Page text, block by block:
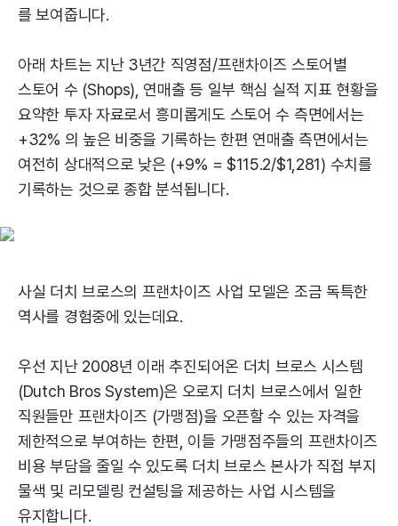
를 보여줍니다.
아래 차트는 지난 3년간 직영점/프랜차이즈 스토어별
스토어 수 (Shops), 연매출 등 일부 핵심 실적 지표 현황을
요약한 투자 자료로서 흥미롭게도 스토어 수 측면에서는
+32% 의 높은 비중을 기록하는 한편 연매출 측면에서는
여전히 상대적으로 낮은 (+9% = $115.2/$1,281) 수치를
기록하는 것으로 종합 분석됩니다.
사실 더치 브로스의 프랜차이즈 사업 모델은 조금 독특한
역사를 경험중에 있는데요.
우선 지난 2008년 이래 추진되어온 더치 브로스 시스템
(Dutch Bros System)은 오로지 더치 브로스에서 일한
직원들만 프랜차이즈 (가맹점)을 오픈할 수 있는 자격을
제한적으로 부여하는 한편, 이들 가맹점주들의 프랜차이즈
비용 부담을 줄일 수 있도록 더치 브로스 본사가 직접 부지
물색 및 리모델링 컨설팅을 제공하는 사업 시스템을
유지합니다.